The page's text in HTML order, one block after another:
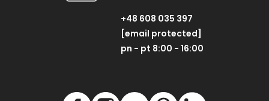
+48 608 035 397
[email protected]
pn - pt 8:00 - 16:00